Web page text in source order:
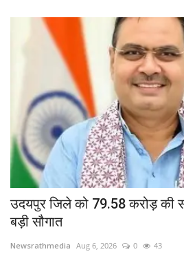
उदयपुर जिले को 79.58 करोड़ की
बड़ी सौगात
Newsrathmedia Aug 6, 2026 0 43